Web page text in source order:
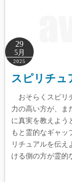
29
5月
2025
スピリチュ
おそらくスピリ
力の高い方が、ま
に真実を教えよ
もと霊的なギャッ
リチュアルを伝え
ける側の方が霊